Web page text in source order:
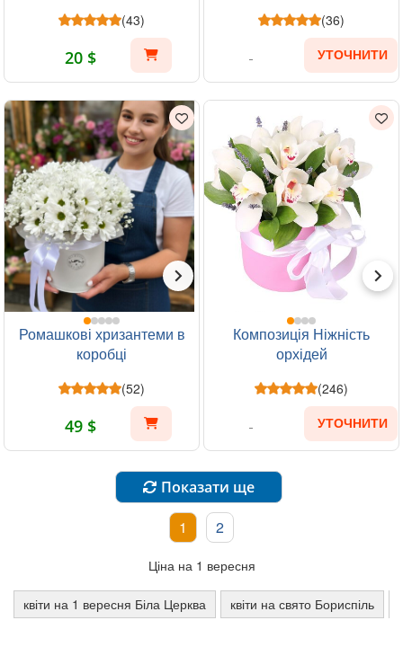
(43)
20 $
(36)
УТОЧНИТИ
Ромашкові хризантеми в
коробці
(52)
49 $
Композиція Ніжність
орхідей
(246)
УТОЧНИТИ
Показати ще
1 2
Ціна на 1 вересня
квіти на 1 вересня Біла Церква квіти на свято Бориспіль